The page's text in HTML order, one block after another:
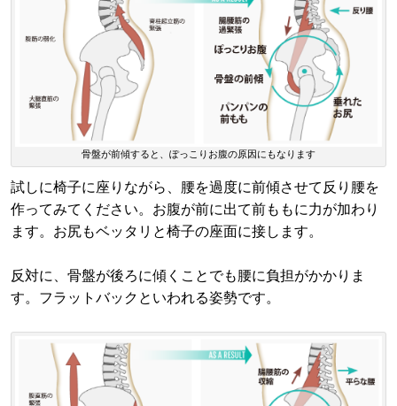
骨盤が前傾すると、ぽっこりお腹の原因にもなります
試しに椅子に座りながら、腰を過度に前傾させて反り腰を
作ってみてください。お腹が前に出て前ももに力が加わり
ます。お尻もベッタリと椅子の座面に接します。
反対に、骨盤が後ろに傾くことでも腰に負担がかかりま
す。フラットバックといわれる姿勢です。